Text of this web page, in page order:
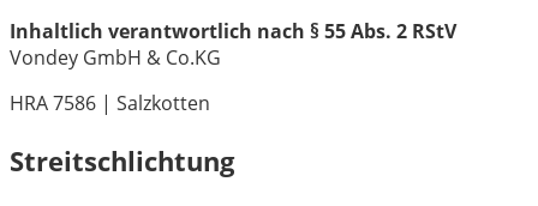
Inhaltlich verantwortlich nach § 55 Abs. 2 RStV
Vondey GmbH & Co.KG
HRA 7586 | Salzkotten
Streitschlichtung